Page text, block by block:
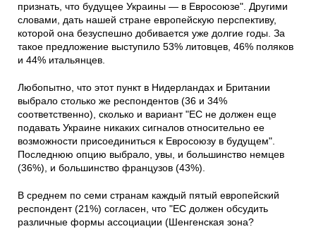
признать, что будущее Украины — в Евросоюзе". Другими
словами, дать нашей стране европейскую перспективу,
которой она безуспешно добивается уже долгие годы. За
такое предложение выступило 53% литовцев, 46% поляков
и 44% итальянцев.
Любопытно, что этот пункт в Нидерландах и Британии
выбрало столько же респондентов (36 и 34%
соответственно), сколько и вариант "ЕС не должен еще
подавать Украине никаких сигналов относительно ее
возможности присоединиться к Евросоюзу в будущем".
Последнюю опцию выбрало, увы, и большинство немцев
(36%), и большинство французов (43%).
В среднем по семи странам каждый пятый европейский
респондент (21%) согласен, что "ЕС должен обсудить
различные формы ассоциации (Шенгенская зона?